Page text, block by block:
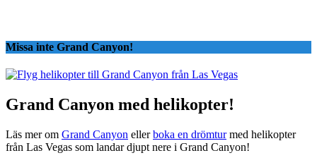
Missa inte Grand Canyon!
Grand Canyon med helikopter!
Läs mer om Grand Canyon ellerboka en drömturmed helikopter
från Las Vegas som landar djupt nere i Grand Canyon!